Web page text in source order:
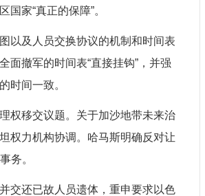
家“真正的保障”。
及人员交换协议的机制和时间表
面撤军的时间表“直接挂钩”，并强
时间一致。
移交议题。关于加沙地带未来治
权力机构协调。哈马斯明确反对让
务。
还已故人员遗体，重申要求以色